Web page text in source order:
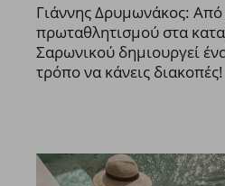
Γιάννης Δρυμωνάκος: Από
πρωταθλητισμού στα
Σαρωνικού δημιουργεί
τρόπο να κάνεις διακοπές!